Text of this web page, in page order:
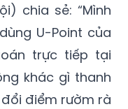
chia sẻ: “Mình
U-Point của
trực tiếp tại
khác gì thanh
điểm rườm rà